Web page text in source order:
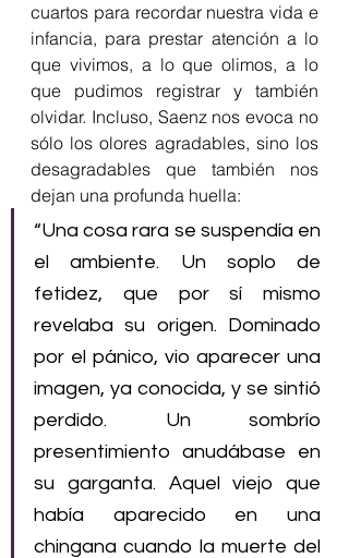
cuartos para recordar nuestra vida e
infancia, para prestar atención a lo
que vivimos, a lo que olimos, a lo
que pudimos registrar y también
olvidar. Incluso, Saenz nos evoca no
sólo los olores agradables, sino los
desagradables que también nos
dejan una profunda huella:
“Una cosa rara se suspendía en
el ambiente. Un soplo de
fetidez, que por sí mismo
revelaba su origen. Dominado
por el pánico, vio aparecer una
imagen, ya conocida, y se sintió
perdido. Un sombrío
presentimiento anudábase en
su garganta. Aquel viejo que
había aparecido en una
chingana cuando la muerte del